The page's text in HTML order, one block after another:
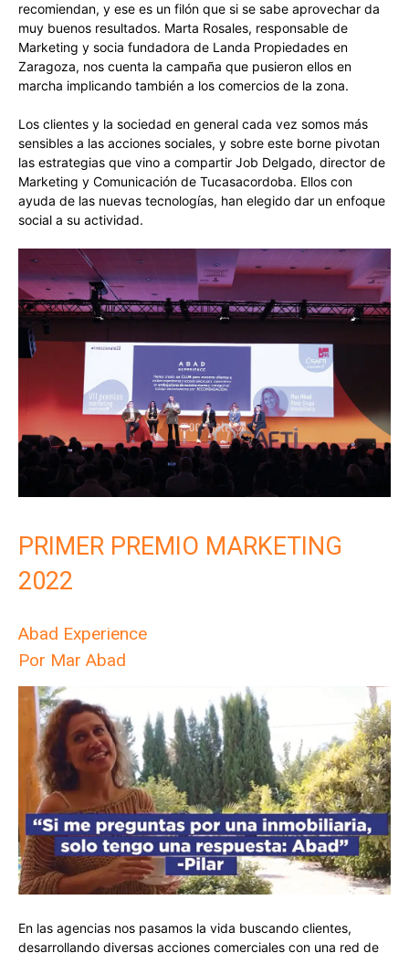
recomiendan, y ese es un filón que si se sabe aprovechar da
muy buenos resultados. Marta Rosales, responsable de
Marketing y socia fundadora de Landa Propiedades en
Zaragoza, nos cuenta la campaña que pusieron ellos en
marcha implicando también a los comercios de la zona.
Los clientes y la sociedad en general cada vez somos más
sensibles a las acciones sociales, y sobre este borne pivotan
las estrategias que vino a compartir Job Delgado, director de
Marketing y Comunicación de Tucasacordoba. Ellos con
ayuda de las nuevas tecnologías, han elegido dar un enfoque
social a su actividad.
PRIMER PREMIO MARKETING
2022
Abad Experience
Por Mar Abad
En las agencias nos pasamos la vida buscando clientes,
desarrollando diversas acciones comerciales con una red de